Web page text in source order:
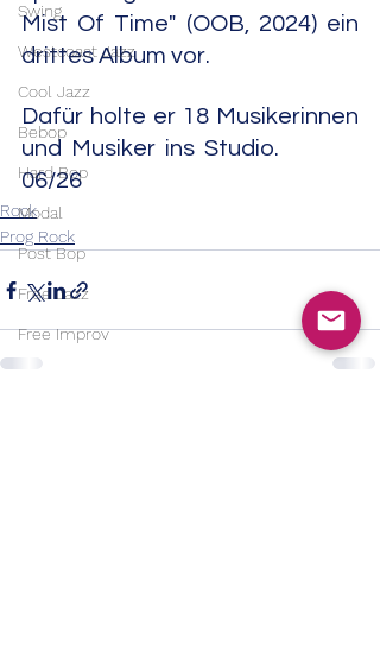
Swing
Westcoast Jazz
Cool Jazz
Bebop
Hard Bop
Modal
Post Bop
Free Jazz
Free Improv
Mist Of Time" (OOB, 2024) ein
drittes Album vor.
Dafür holte er 18 Musikerinnen
und Musiker ins Studio.
06/26
Rock
Prog Rock